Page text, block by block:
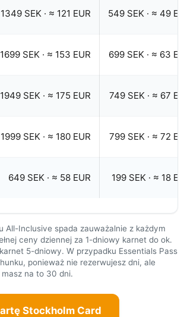
1349 SEK · ≈ 121 EUR 549 SEK · ≈ 49
1699 SEK · ≈ 153 EUR 699 SEK · ≈ 63
1949 SEK · ≈ 175 EUR 749 SEK · ≈ 67
1999 SEK · ≈ 180 EUR 799 SEK · ≈ 72
649 SEK · ≈ 58 EUR 199 SEK · ≈ 18
All-Inclusive spada zauważalnie z każdym
ceny dziennej za 1-dniowy karnet do ok.
5-dniowy. W przypadku Essentials Pass
ponieważ nie rezerwujesz dni, ale
na to 30 dni.
Stockholm Card